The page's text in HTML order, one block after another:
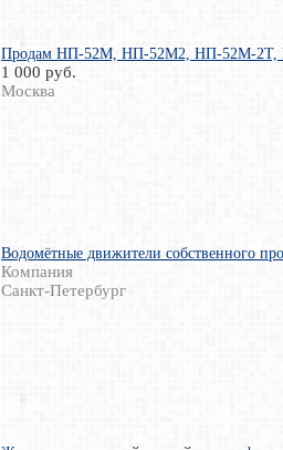
Продам НП-52М, НП-52М2, НП-52М-2Т,
1 000 руб.
Москва
Водомётные движители собственного
Компания
Санкт-Петербург